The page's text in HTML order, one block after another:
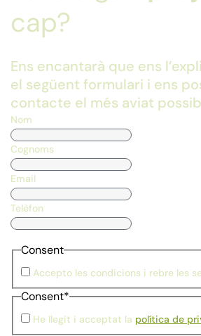
cap?
Ens encantarà que ens
el següent formulari i ens
contacte el més aviat
Nom
Cognoms
Email
Telèfon
Consent
Accepto les condicions i rebre les
Consent*
He llegit i acceptat la política de